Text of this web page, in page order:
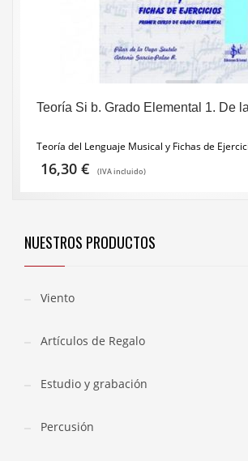
Teoría Si b. Grado Elemental 1. De
Teoría del Lenguaje Musical y Fichas de
16,30 € (IVA incluido)
NUESTROS PRODUCTOS
Viento
Artículos de Regalo
Estudio y grabación
Percusión